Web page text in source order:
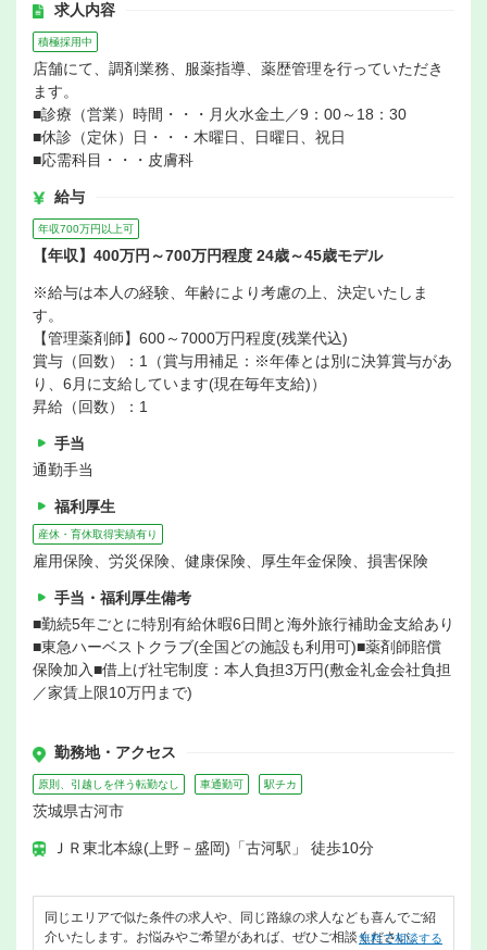
求人内容
積極採用中
店舗にて、調剤業務、服薬指導、薬歴管理を行っていただき
ます。
■診療（営業）時間・・・月火水金土／9：00～18：30
■休診（定休）日・・・木曜日、日曜日、祝日
■応需科目・・・皮膚科
給与
年収700万円以上可
【年収】400万円～700万円程度 24歳～45歳モデル
※給与は本人の経験、年齢により考慮の上、決定いたしま
す。
【管理薬剤師】600～7000万円程度(残業代込)
賞与（回数）：1（賞与用補足：※年俸とは別に決算賞与があ
り、6月に支給しています(現在毎年支給)）
昇給（回数）：1
手当
通勤手当
福利厚生
産休・育休取得実績有り
雇用保険、労災保険、健康保険、厚生年金保険、損害保険
手当・福利厚生備考
■勤続5年ごとに特別有給休暇6日間と海外旅行補助金支給あり
■東急ハーベストクラブ(全国どの施設も利用可)■薬剤師賠償
保険加入■借上げ社宅制度：本人負担3万円(敷金礼金会社負担
／家賃上限10万円まで)
勤務地・アクセス
原則、引越しを伴う転勤なし 車通勤可 駅チカ
茨城県古河市
ＪＲ東北本線(上野－盛岡)「古河駅」 徒歩10分
同じエリアで似た条件の求人や、同じ路線の求人なども喜んでご紹
介いたします。お悩みやご希望があれば、ぜひご相談ください。
無料で相談する